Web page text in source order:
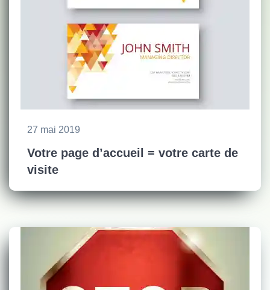
27 mai 2019
Votre page d’accueil = votre carte de
visite